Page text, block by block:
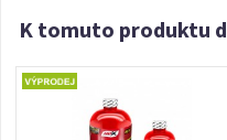
K tomuto produktu